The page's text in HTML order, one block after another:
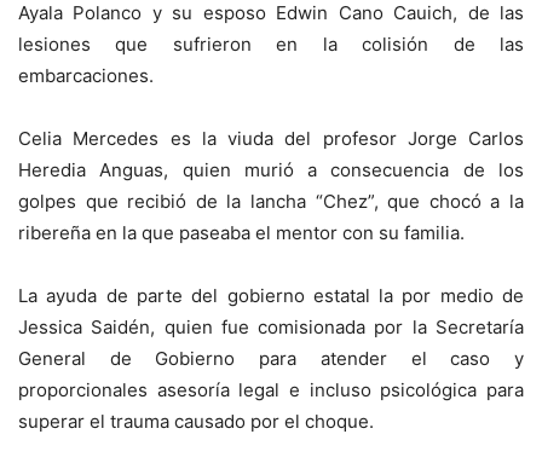
Ayala Polanco y su esposo Edwin Cano Cauich, de las
lesiones que sufrieron en la colisión de las
embarcaciones.
Celia Mercedes es la viuda del profesor Jorge Carlos
Heredia Anguas, quien murió a consecuencia de los
golpes que recibió de la lancha “Chez”, que chocó a la
ribereña en la que paseaba el mentor con su familia.
La ayuda de parte del gobierno estatal la por medio de
Jessica Saidén, quien fue comisionada por la Secretaría
General de Gobierno para atender el caso y
proporcionales asesoría legal e incluso psicológica para
superar el trauma causado por el choque.